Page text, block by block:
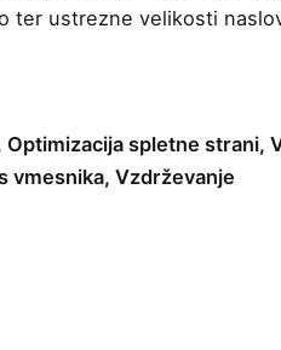
ter ustrezne velikosti
spletne strani,
vmesnika, Vzdrževanje